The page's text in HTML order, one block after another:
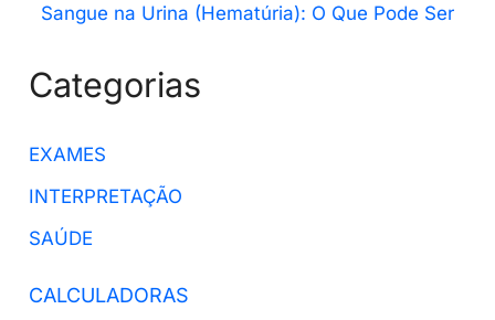
Sangue na Urina (Hematúria): O Que Pode Ser
Categorias
EXAMES
INTERPRETAÇÃO
SAÚDE
CALCULADORAS